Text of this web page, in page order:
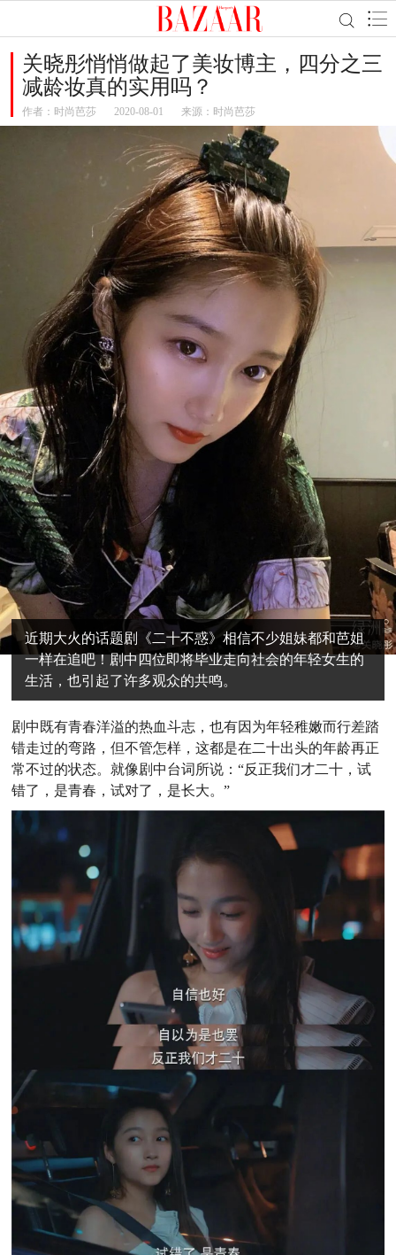
关晓彤悄悄做起了美妆博主，四分之三
减龄妆真的实用吗？
作者： 时尚芭莎 2020-08-01 来源：时尚芭莎
近期大火的话题剧《二十不惑》相信不少姐妹都和芭姐
一样在追吧！剧中四位即将毕业走向社会的年轻女生的
生活，也引起了许多观众的共鸣。
剧中既有青春洋溢的热血斗志，也有因为年轻稚嫩而行差踏
错走过的弯路，但不管怎样，这都是在二十出头的年龄再正
常不过的状态。就像剧中台词所说：“反正我们才二十，试
错了，是青春，试对了，是长大。”